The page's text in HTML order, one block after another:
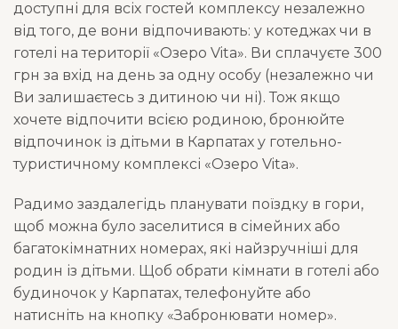
доступні для всіх гостей комплексу незалежно
від того, де вони відпочивають: у котеджах чи в
готелі на території «Озеро Vita». Ви сплачуєте 300
грн за вхід на день за одну особу (незалежно чи
Ви залишаєтесь з дитиною чи ні). Тож якщо
хочете відпочити всією родиною, бронюйте
відпочинок із дітьми в Карпатах у готельно-
туристичному комплексі «Озеро Vita».
Радимо заздалегідь планувати поїздку в гори,
щоб можна було заселитися в сімейних або
багатокімнатних номерах, які найзручніші для
родин із дітьми. Щоб обрати кімнати в готелі або
будиночок у Карпатах, телефонуйте або
натисніть на кнопку «Забронювати номер».